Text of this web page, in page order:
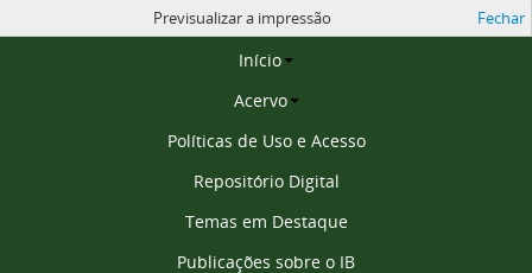
Página inicial
Início
Acervo
Políticas de Uso e Acesso
Repositório Digital
Temas em Destaque
Publicações sobre o IB
Previsualizar a impressão Fechar